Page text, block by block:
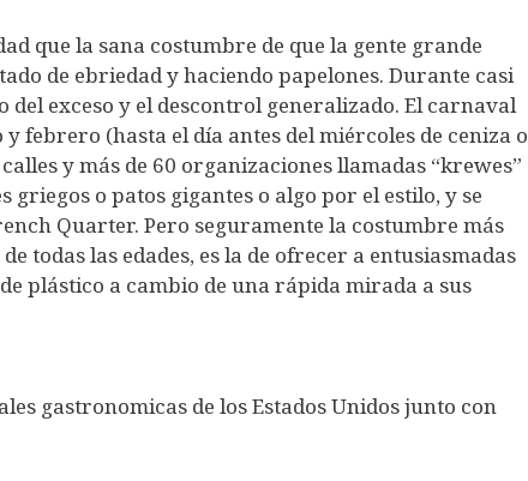
que la sana costumbre de que la gente grande
de ebriedad y haciendo papelones. Durante casi
del exceso y el descontrol generalizado. El carnaval
y febrero (hasta el día antes del miércoles de ceniza o
y más de 60 organizaciones llamadas “krewes”
griegos o patos gigantes o algo por el estilo, y se
Quarter. Pero seguramente la costumbre más
todas las edades, es la de ofrecer a entusiasmadas
plástico a cambio de una rápida mirada a sus
gastronomicas de los Estados Unidos junto con